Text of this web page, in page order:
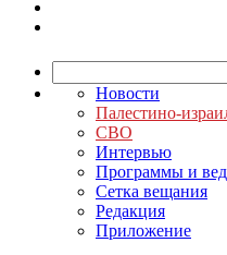
Новости
Палестино-
СВО
Интервью
Программы и
Сетка вещания
Редакция
Приложение